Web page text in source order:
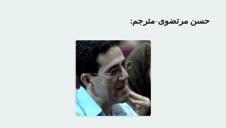
حسن مرتضوی-مترجم: